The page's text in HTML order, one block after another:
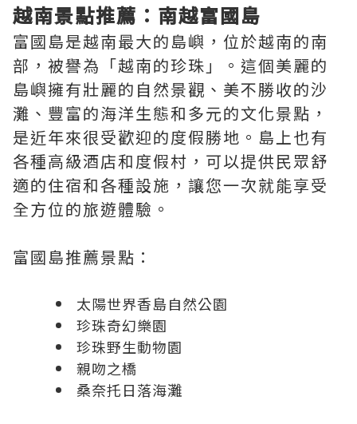
越南景點推薦：南越富國島
富國島是越南最大的島嶼，位於越南的南
部，被譽為「越南的珍珠」。這個美麗的
島嶼擁有壯麗的自然景觀、美不勝收的沙
灘、豐富的海洋生態和多元的文化景點，
是近年來很受歡迎的度假勝地。島上也有
各種高級酒店和度假村，可以提供民眾舒
適的住宿和各種設施，讓您一次就能享受
全方位的旅遊體驗。
富國島推薦景點：
太陽世界香島自然公園
珍珠奇幻樂園
珍珠野生動物園
親吻之橋
桑奈托日落海灘